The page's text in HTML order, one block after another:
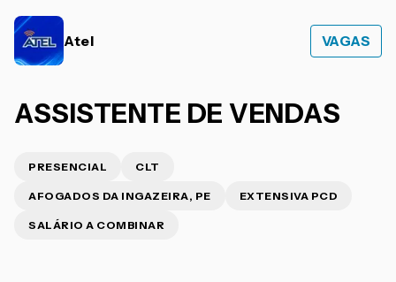
Atel VAGAS
ASSISTENTE DE VENDAS
PRESENCIAL CLT
AFOGADOS DA INGAZEIRA, PE EXTENSIVA PCD
SALÁRIO A COMBINAR